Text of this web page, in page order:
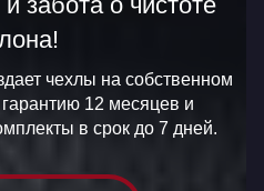
чехлы на собственном
12 месяцев и
в срок до 7 дней.